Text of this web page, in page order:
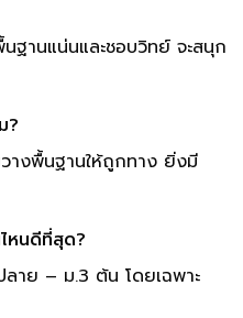
านแน่นและชอบวิทย์ จะสนุก
?
วางพื้นฐานให้ถูกทาง ยิ่งมี
หนดีที่สุด?
ลาย – ม.3 ต้น โดยเฉพาะ